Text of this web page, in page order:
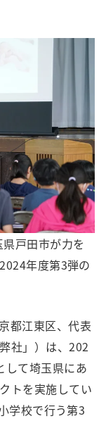
戸田市が力を
年度第3弾の
都江東区、代表
社」）は、202
して埼玉県にあ
トを実施してい
学校で行う第3